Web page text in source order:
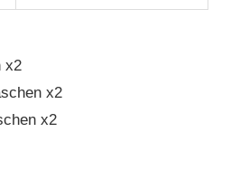
x2
x2
x2